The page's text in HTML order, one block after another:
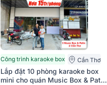
Công trình karaoke box Cần Thơ
Lắp đặt 10 phòng karaoke box
mini cho quán Music Box & Patin